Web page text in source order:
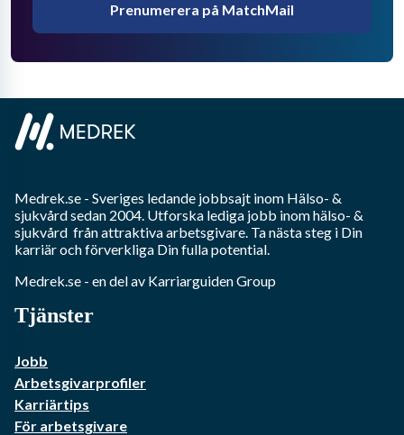
Prenumerera på MatchMail
Medrek.se - Sveriges ledande jobbsajt inom Hälso- &
sjukvårdsedan 2004. Utforska lediga jobb inomhälso- &
sjukvård från attraktiva arbetsgivare. Ta nästa steg i Din
karriär och förverkliga Din fulla potential.
Medrek.se - en del av Karriarguiden Group
Tjänster
Jobb
Arbetsgivarprofiler
Karriärtips
För arbetsgivare